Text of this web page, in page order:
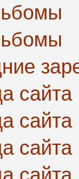
сайта
сайта
сайта